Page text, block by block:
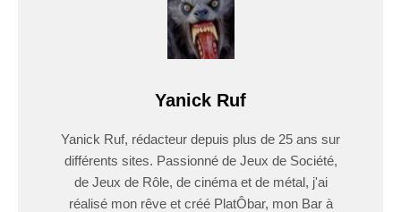
Yanick Ruf
Yanick Ruf, rédacteur depuis plus de 25 ans sur
différents sites. Passionné de Jeux de Société,
de Jeux de Rôle, de cinéma et de métal, j'ai
réalisé mon rêve et créé PlatÔbar, mon Bar à